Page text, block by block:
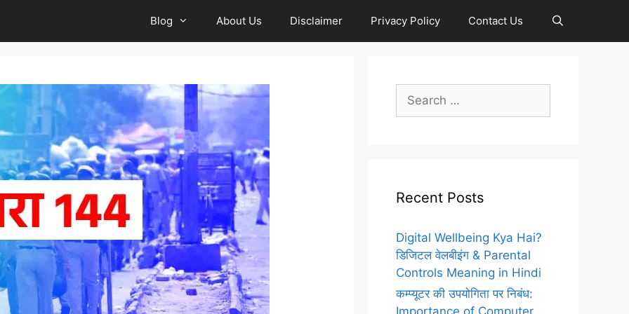
Blog About Us Disclaimer Privacy Policy Contact Us
Search
for:
Recent Posts
Digital Wellbeing Kya Hai?
डिजिटल वेलबीइंग & Parental
Controls Meaning in Hindi
कम्प्यूटर की उपयोगिता पर निबंध:
Importance of Computer